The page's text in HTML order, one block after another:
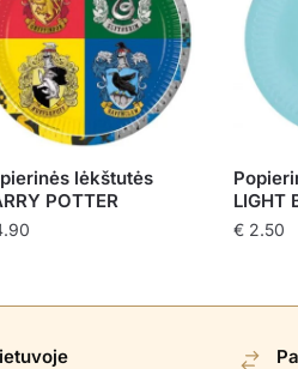
lėkštutės
POTTER
LIGHT
€ 2.50